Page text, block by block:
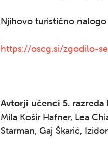
Njihovo turistično
https://oscg.si/zgodilo-
Avtorji učenci 5. razreda
Mila Košir Hafner, Lea
Starman, Gaj Škarić,